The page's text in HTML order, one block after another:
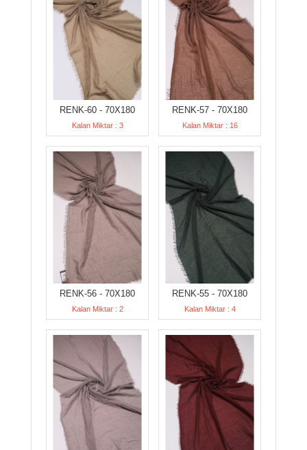
RENK-60 - 70X180
Kalan Miktar : 3
RENK-57 - 70X180
Kalan Miktar : 16
RENK-56 - 70X180
Kalan Miktar : 2
RENK-55 - 70X180
Kalan Miktar : 4